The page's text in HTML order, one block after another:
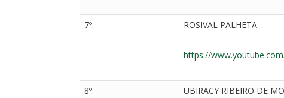
7º. ROSIVAL PALHETA
https://
8º. UBIRACY RIBEIRO DE